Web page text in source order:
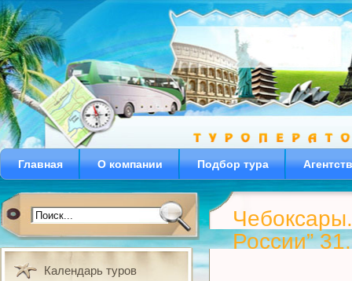
Главная О компании Подбор тура
России”
Календарь туров